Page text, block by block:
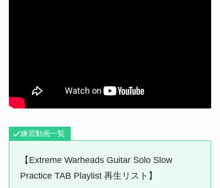
練習動画一覧
【Extreme Warheads Guitar Solo Slow
Practice TAB Playlist 再生リスト】